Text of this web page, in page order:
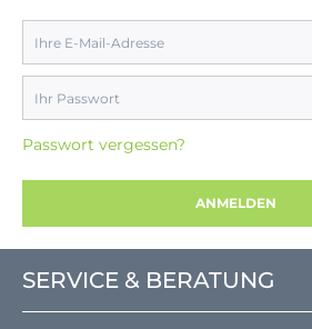
Passwort vergessen?
ANMELDEN
SERVICE & BERATUNG